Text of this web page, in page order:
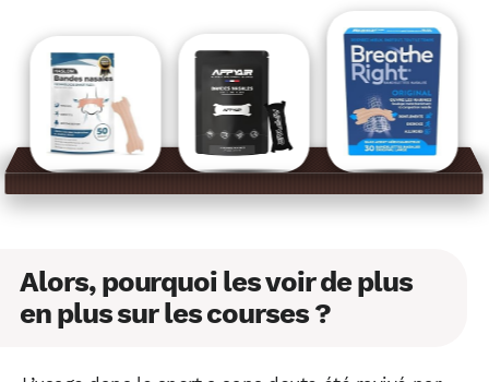
Alors, pourquoi les voir de plus
en plus sur les courses ?